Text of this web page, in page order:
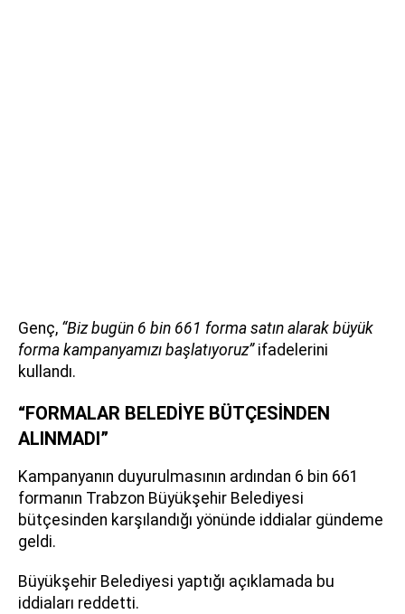
Genç, “Biz bugün 6 bin 661 forma satın alarak büyük
forma kampanyamızı başlatıyoruz”ifadelerini
kullandı.
“FORMALAR BELEDİYE BÜTÇESİNDEN
ALINMADI”
Kampanyanın duyurulmasının ardından 6 bin 661
formanın Trabzon Büyükşehir Belediyesi
bütçesinden karşılandığı yönünde iddialar gündeme
geldi.
Büyükşehir Belediyesi yaptığı açıklamada bu
iddiaları reddetti.